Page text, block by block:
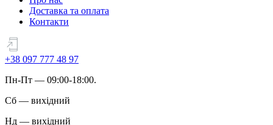
Доставка та оплата
Контакти
+38 097 777 48 97
Пн-Пт — 09:00-18:00.
Сб — вихідний
Нд — вихідний